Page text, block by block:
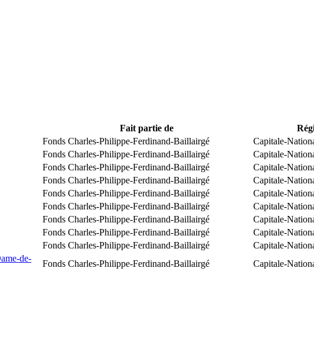
Fait partie de
Fonds Charles-Philippe-Ferdinand-Baillairgé Capitale-
Fonds Charles-Philippe-Ferdinand-Baillairgé Capitale-
Fonds Charles-Philippe-Ferdinand-Baillairgé Capitale-
Fonds Charles-Philippe-Ferdinand-Baillairgé Capitale-
Fonds Charles-Philippe-Ferdinand-Baillairgé Capitale-
Fonds Charles-Philippe-Ferdinand-Baillairgé Capitale-
Fonds Charles-Philippe-Ferdinand-Baillairgé Capitale-
Fonds Charles-Philippe-Ferdinand-Baillairgé Capitale-
Fonds Charles-Philippe-Ferdinand-Baillairgé Capitale-
de-
Fonds Charles-Philippe-Ferdinand-Baillairgé Capitale-